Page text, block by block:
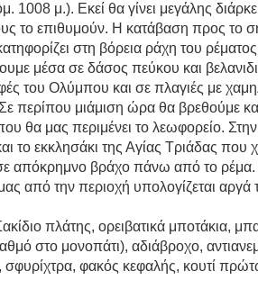
1008 μ.). Εκεί θα γίνει μεγάλης
το επιθυμούν. Η κατάβαση προς το
στη βόρεια ράχη του
μέσα σε δάσος πεύκου και
του Ολύμπου και σε πλαγιές με
Σε περίπου μιάμιση ώρα θα βρεθούμε
θα μας περιμένει το λεωφορείο.
το εκκλησάκι της Αγίας Τριάδας που
σε απόκρημνο βράχο πάνω από το ρέμα.
από την περιοχή υπολογίζεται αργά
πλάτης, ορειβατικά μποτάκια,
στο μονοπάτι), αδιάβροχο,
σφυρίχτρα, φακός κεφαλής, κουτί